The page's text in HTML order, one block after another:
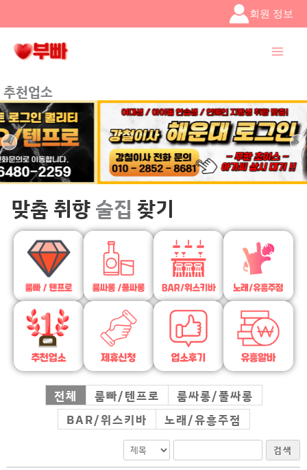
건너뛰기
회원 정보
추천업소
맞춤 취향 술집 찾기
전체 룸빠/텐프로
룸싸롱/풀싸롱
BAR/위스키바
노래/유흥주점
검색